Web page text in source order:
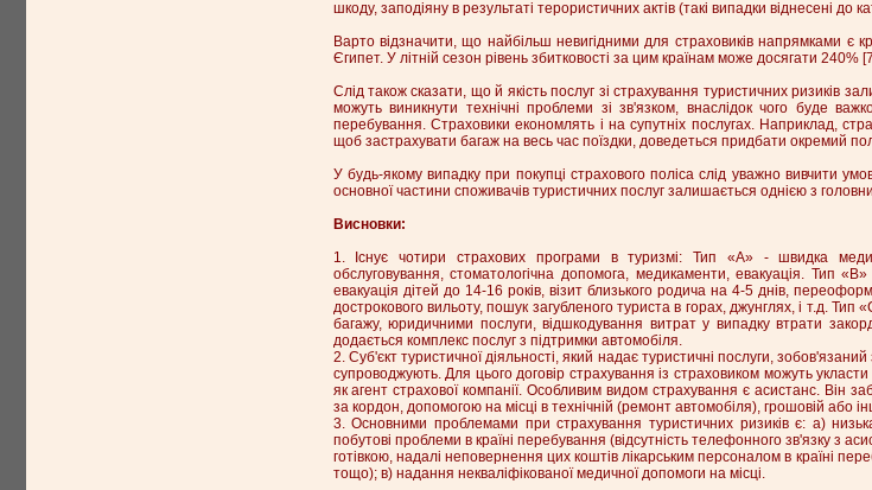
шкоду, заподіяну в результаті терористичних актів (такі випадки віднесені до
Варто відзначити, що найбільш невигідними для страховиків напрямками є
Єгипет. У літній сезон рівень збитковості за цим країнам може досягати 240%
Слід також сказати, що й якість послуг зі страхування туристичних ризиків
можуть виникнути технічні проблеми зі зв'язком, внаслідок чого буде
перебування. Страховики економлять і на супутніх послугах. Наприклад,
щоб застрахувати багаж на весь час поїздки, доведеться придбати окремий
У будь-якому випадку при покупці страхового поліса слід уважно вивчити
основної частини споживачів туристичних послуг залишається однією з
Висновки:
1. Існує чотири страхових програми в туризмі: Тип «А» - швидка
обслуговування, стоматологічна допомога, медикаменти, евакуація. Тип
евакуація дітей до 14-16 років, візит близького родича на 4-5 днів,
дострокового вильоту, пошук загубленого туриста в горах, джунглях, і т.д.
багажу, юридичними послуги, відшкодування витрат у випадку втрати
додається комплекс послуг з підтримки автомобіля.
2. Суб'єкт туристичної діяльності, який надає туристичні послуги,
супроводжують. Для цього договір страхування із страховиком можуть укласти
як агент страхової компанії. Особливим видом страхування є асистанс. Він
за кордон, допомогою на місці в технічній (ремонт автомобіля), грошовій або
3. Основними проблемами при страхування туристичних ризиків є: а)
побутові проблеми в країні перебування (відсутність телефонного зв'язку з
готівкою, надалі неповернення цих коштів лікарським персоналом в країні
тощо); в) надання некваліфікованої медичної допомоги на місці.